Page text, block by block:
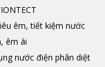
êm, tiết kiệm nước
êm ái
nước điện phân diệt